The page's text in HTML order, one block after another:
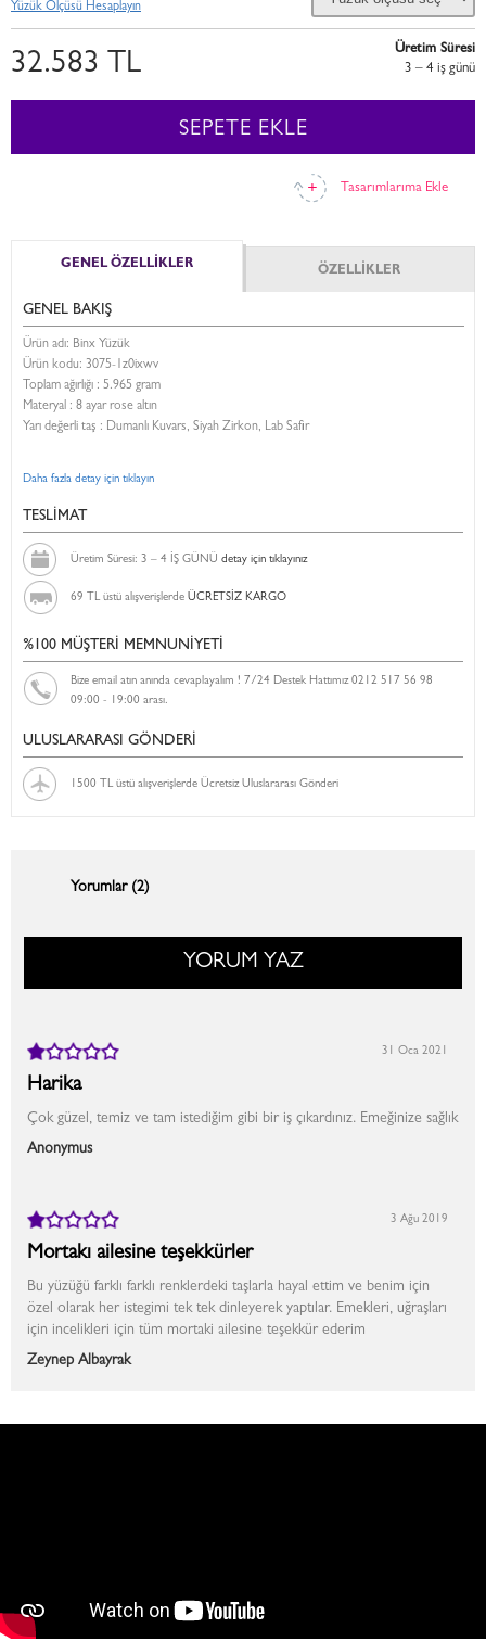
Tasarımlarıma Ekle
Yüzük Ölçüsü Hesaplayın
32.583 TL
Üretim Süresi
3 – 4 i̇ş günü
SEPETE EKLE
GENEL ÖZELLİKLER ÖZELLİKLER
GENEL BAKIŞ
Ürün adı: Binx Yüzük
Ürün kodu: 3075-1z0ixwv
Toplam ağırlığı : 5.965 gram
Materyal : 8 ayar rose altın
Yarı değerli taş : Dumanlı Kuvars, Siyah Zirkon, Lab Safir
Daha fazla detay için tıklayın
TESLİMAT
Üretim Süresi: 3 – 4 İŞ GÜNÜ detay için tıklayınız
69 TL üstü alışverişlerde ÜCRETSİZ KARGO
%100 MÜŞTERİ MEMNUNİYETİ
Bize email atın anında cevaplayalım ! 7/24 Destek Hattımız 0212 517 56 98
09:00 - 19:00 arası.
ULUSLARARASI GÖNDERİ
1500 TL üstü alışverişlerde Ücretsiz Uluslararası Gönderi
Yorumlar (2)
YORUM YAZ
Harika
Çok güzel, temiz ve tam istediğim gibi bir iş çıkardınız. Emeğinize sağlık
Anonymus
31 Oca 2021
Mortakı ailesine teşekkürler
Bu yüzüğü farklı farklı renklerdeki taşlarla hayal ettim ve benim için
özel olarak her istegimi tek tek dinleyerek yaptılar. Emekleri, uğraşları
için incelikleri için tüm mortaki ailesine teşekkür ederim
Zeynep Albayrak
3 Ağu 2019